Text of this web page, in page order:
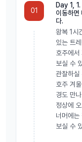
01
Day 1,
이동하면
다.
왕복 1시
있는 트
호주에서
보실 수
관찰하실
호주 겨
경도 만
정상에
너머에는
보실 수